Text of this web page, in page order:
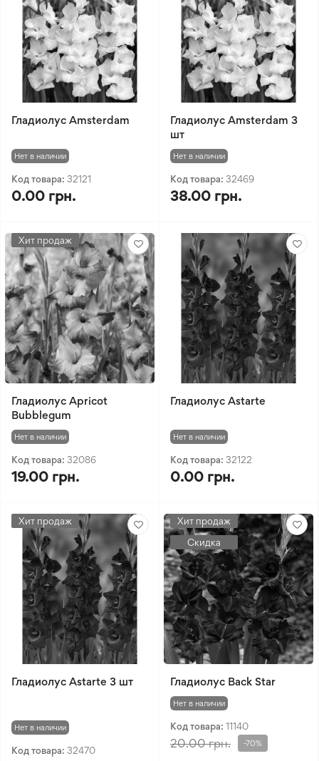
Гладиолус Amsterdam
Нет в наличии
Код товара: 32121
0.00 грн.
Гладиолус Amsterdam 3
шт
Нет в наличии
Код товара: 32469
38.00 грн.
Хит продаж
Гладиолус Apricot
Bubblegum
Нет в наличии
Код товара: 32086
19.00 грн.
Гладиолус Astarte
Нет в наличии
Код товара: 32122
0.00 грн.
Хит продаж
Гладиолус Astarte 3 шт
Нет в наличии
Код товара: 32470
Хит продаж
Скидка
Гладиолус Back Star
Нет в наличии
Код товара: 11140
20.00 грн. -70%